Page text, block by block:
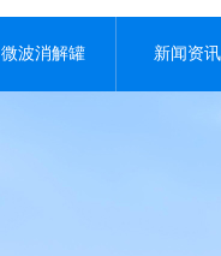
微波消解罐 新闻资讯